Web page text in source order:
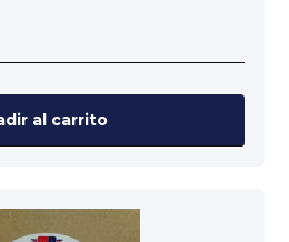
al carrito